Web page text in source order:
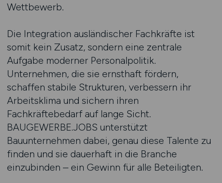
Wettbewerb.
Die Integration ausländischer Fachkräfte ist
somit kein Zusatz, sondern eine zentrale
Aufgabe moderner Personalpolitik.
Unternehmen, die sie ernsthaft fördern,
schaffen stabile Strukturen, verbessern ihr
Arbeitsklima und sichern ihren
Fachkräftebedarf auf lange Sicht.
BAUGEWERBE.JOBS unterstützt
Bauunternehmen dabei, genau diese Talente zu
finden und sie dauerhaft in die Branche
einzubinden – ein Gewinn für alle Beteiligten.